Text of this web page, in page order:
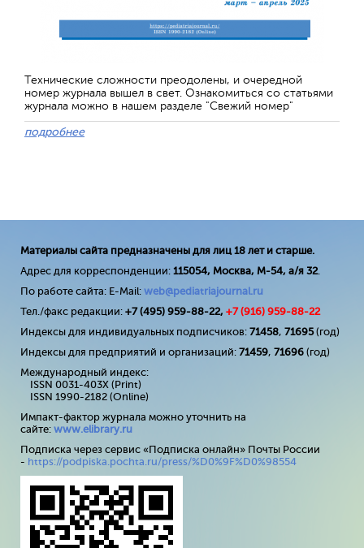
Технические сложности преодолены, и очередной
номер журнала вышел в свет. Ознакомиться со статьями
журнала можно в нашем разделе "Свежий номер"
подробнее
Материалы сайта предназначены для лиц 18 лет и старше.
Адрес для корреспонденции: 115054, Москва, М-54, а/я 32.
По работе сайта: E-Mail: web@pediatriajournal.ru
Тел./факс редакции: +7 (495) 959-88-22, +7 (916) 959-88-22
Индексы для индивидуальных подписчиков: 71458, 71695(год)
Индексы для предприятий и организаций: 71459, 71696 (год)
Международный индекс:
ISSN 0031-403X (Print)
ISSN 1990-2182 (Online)
Импакт-фактор журнала можно уточнить на
сайте: www.elibrary.ru
Подписка через сервис «Подписка онлайн» Почты России
- https://podpiska.pochta.ru/press/%D0%9F%D0%98554